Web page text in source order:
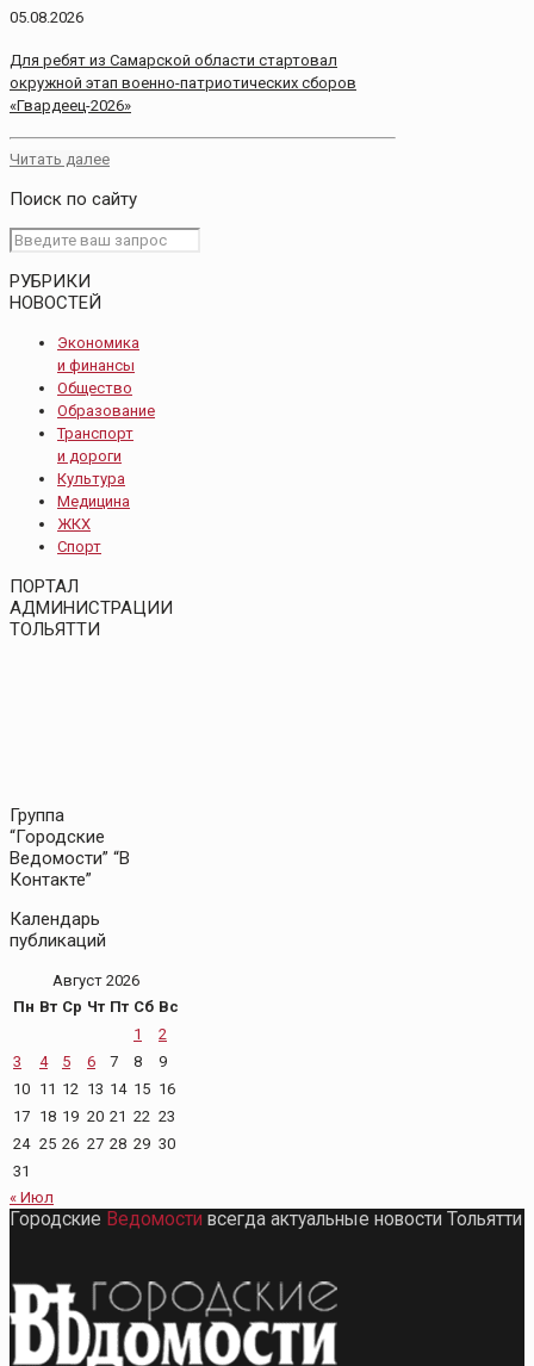
05.08.2026
Для ребят из Самарской области стартовал
окружной этап военно-патриотических сборов
«Гвардеец-2026»
Читать далее
Поиск по сайту
РУБРИКИ
НОВОСТЕЙ
Экономика
и финансы
Общество
Образование
Транспорт
и дороги
Культура
Медицина
ЖКХ
Спорт
ПОРТАЛ
АДМИНИСТРАЦИИ
ТОЛЬЯТТИ
Группа
“Городские
Ведомости” “В
Контакте”
Календарь
публикаций
Август 2026
Пн Вт Ср Чт Пт Сб Вс
1
2
3
4 5 6 7 8
9
10 11 12 13 14 15 16
17 18 19 20 21 22 23
24 25 26 27 28 29 30
31
« Июл
Городские Ведомости всегда актуальные новости Тольятти